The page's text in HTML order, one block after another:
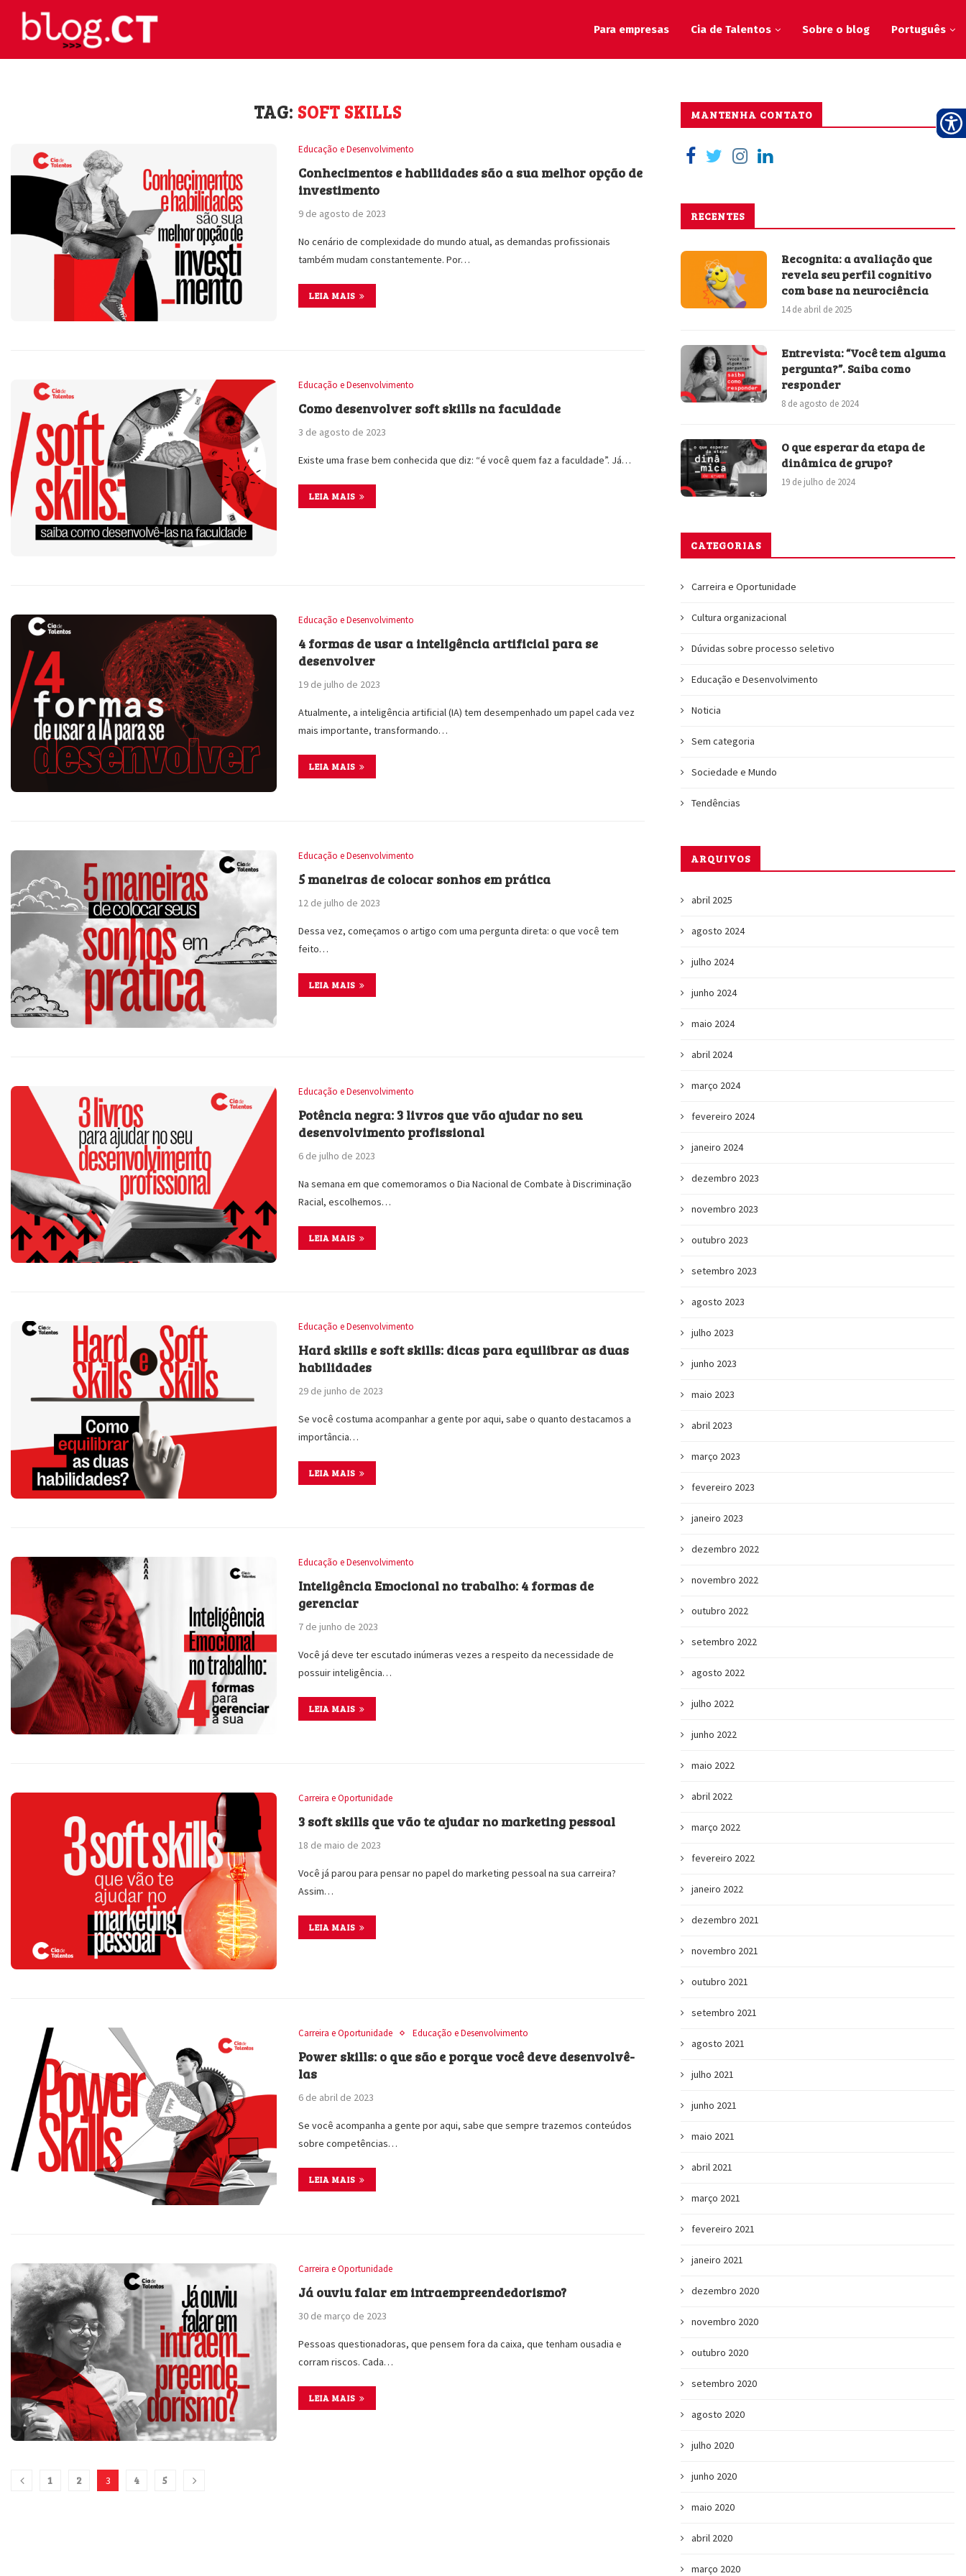
Para empresas Cia de Talentos Sobre o blog Português
TAG: SOFT SKILLS
Educação e Desenvolvimento
Conhecimentos e habilidades são a sua melhor opção de
investimento
9 de agosto de 2023
No cenário de complexidade do mundo atual, as demandas profissionais
também mudam constantemente. Por…
LEIA MAIS
Educação e Desenvolvimento
Como desenvolver soft skills na faculdade
3 de agosto de 2023
Existe uma frase bem conhecida que diz: “é você quem faz a faculdade”. Já…
LEIA MAIS
Educação e Desenvolvimento
4 formas de usar a inteligência artificial para se
desenvolver
19 de julho de 2023
Atualmente, a inteligência artificial (IA) tem desempenhado um papel cada vez
mais importante, transformando…
LEIA MAIS
Educação e Desenvolvimento
5 maneiras de colocar sonhos em prática
12 de julho de 2023
Dessa vez, começamos o artigo com uma pergunta direta: o que você tem
feito…
LEIA MAIS
Educação e Desenvolvimento
Potência negra: 3 livros que vão ajudar no seu
desenvolvimento profissional
6 de julho de 2023
Na semana em que comemoramos o Dia Nacional de Combate à Discriminação
Racial, escolhemos…
LEIA MAIS
Educação e Desenvolvimento
Hard skills e soft skills: dicas para equilibrar as duas
habilidades
29 de junho de 2023
Se você costuma acompanhar a gente por aqui, sabe o quanto destacamos a
importância…
LEIA MAIS
Educação e Desenvolvimento
Inteligência Emocional no trabalho: 4 formas de
gerenciar
7 de junho de 2023
Você já deve ter escutado inúmeras vezes a respeito da necessidade de
possuir inteligência…
LEIA MAIS
Carreira e Oportunidade
3 soft skills que vão te ajudar no marketing pessoal
18 de maio de 2023
Você já parou para pensar no papel do marketing pessoal na sua carreira?
Assim…
LEIA MAIS
Carreira e Oportunidade Educação e Desenvolvimento
Power skills: o que são e porque você deve desenvolvê-
las
6 de abril de 2023
Se você acompanha a gente por aqui, sabe que sempre trazemos conteúdos
sobre competências…
LEIA MAIS
Carreira e Oportunidade
Já ouviu falar em intraempreendedorismo?
30 de março de 2023
Pessoas questionadoras, que pensem fora da caixa, que tenham ousadia e
corram riscos. Cada…
LEIA MAIS
1 2 3 4 5
MANTENHA CONTATO
RECENTES
Recognita: a avaliação que
revela seu perfil cognitivo
com base na neurociência
14 de abril de 2025
Entrevista: “Você tem alguma
pergunta?”. Saiba como
responder
8 de agosto de 2024
O que esperar da etapa de
dinâmica de grupo?
19 de julho de 2024
CATEGORIAS
Carreira e Oportunidade
Cultura organizacional
Dúvidas sobre processo seletivo
Educação e Desenvolvimento
Noticia
Sem categoria
Sociedade e Mundo
Tendências
ARQUIVOS
abril 2025
agosto 2024
julho 2024
junho 2024
maio 2024
abril 2024
março 2024
fevereiro 2024
janeiro 2024
dezembro 2023
novembro 2023
outubro 2023
setembro 2023
agosto 2023
julho 2023
junho 2023
maio 2023
abril 2023
março 2023
fevereiro 2023
janeiro 2023
dezembro 2022
novembro 2022
outubro 2022
setembro 2022
agosto 2022
julho 2022
junho 2022
maio 2022
abril 2022
março 2022
fevereiro 2022
janeiro 2022
dezembro 2021
novembro 2021
outubro 2021
setembro 2021
agosto 2021
julho 2021
junho 2021
maio 2021
abril 2021
março 2021
fevereiro 2021
janeiro 2021
dezembro 2020
novembro 2020
outubro 2020
setembro 2020
agosto 2020
julho 2020
junho 2020
maio 2020
abril 2020
março 2020